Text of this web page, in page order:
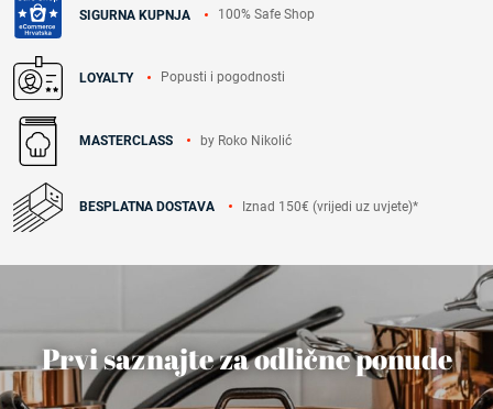
SIGURNA KUPNJA 100% Safe Shop
LOYALTY Popusti i pogodnosti
MASTERCLASS by Roko Nikolić
BESPLATNA DOSTAVA Iznad 150€ (vrijedi uz uvjete)*
Prvi saznajte za odlične ponude